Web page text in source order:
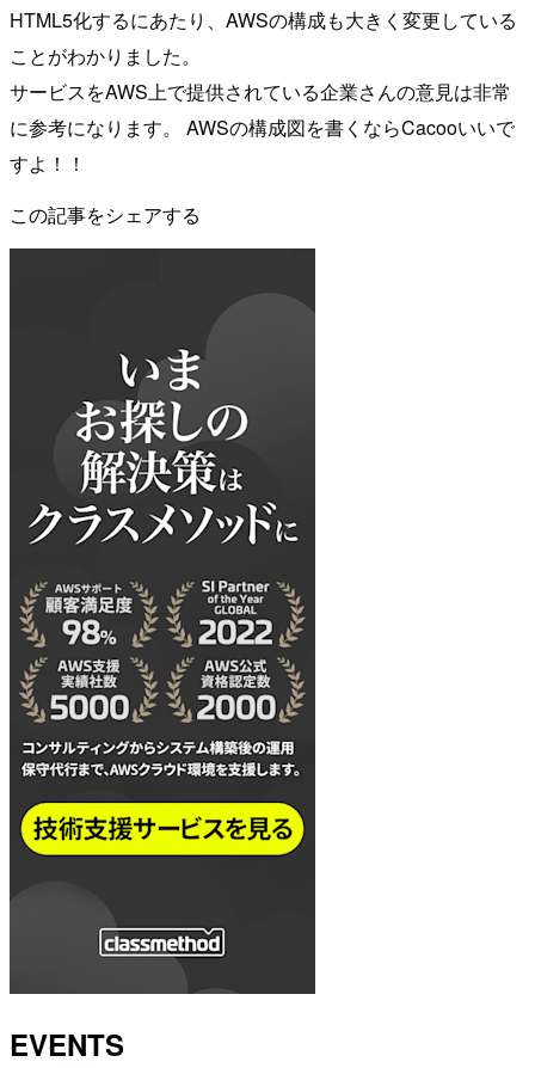
HTML5化するにあたり、AWSの構成も大きく変更している
ことがわかりました。
サービスをAWS上で提供されている企業さんの意見は非常
に参考になります。 AWSの構成図を書くならCacooいいで
すよ！！
この記事をシェアする
EVENTS